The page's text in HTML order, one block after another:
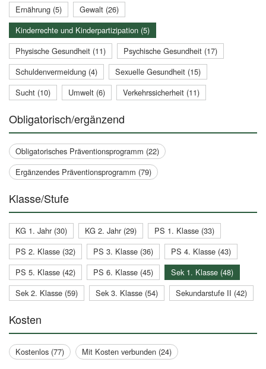
Ernährung (5)
Gewalt (26)
Kinderrechte und Kinderpartizipation (5)
Physische Gesundheit (11)
Psychische Gesundheit (17)
Schuldenvermeidung (4)
Sexuelle Gesundheit (15)
Sucht (10)
Umwelt (6) Verkehrssicherheit (11)
Obligatorisch/ergänzend
Obligatorisches Präventionsprogramm (22)
Ergänzendes Präventionsprogramm (79)
Klasse/Stufe
KG 1. Jahr (30) KG 2. Jahr (29)
PS 1. Klasse (33)
PS 2. Klasse (32)
PS 3. Klasse (36)
PS 4. Klasse (43)
PS 5. Klasse (42)
PS 6. Klasse (45)
Sek 1. Klasse (48)
Sek 2. Klasse (59)
Sek 3. Klasse (54) Sekundarstufe II (42)
Kosten
Kostenlos (77) Mit Kosten verbunden (24)